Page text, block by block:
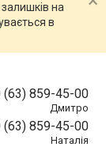
на
в
(63) 859-45-00
Дмитро
(63) 859-45-00
Наталія